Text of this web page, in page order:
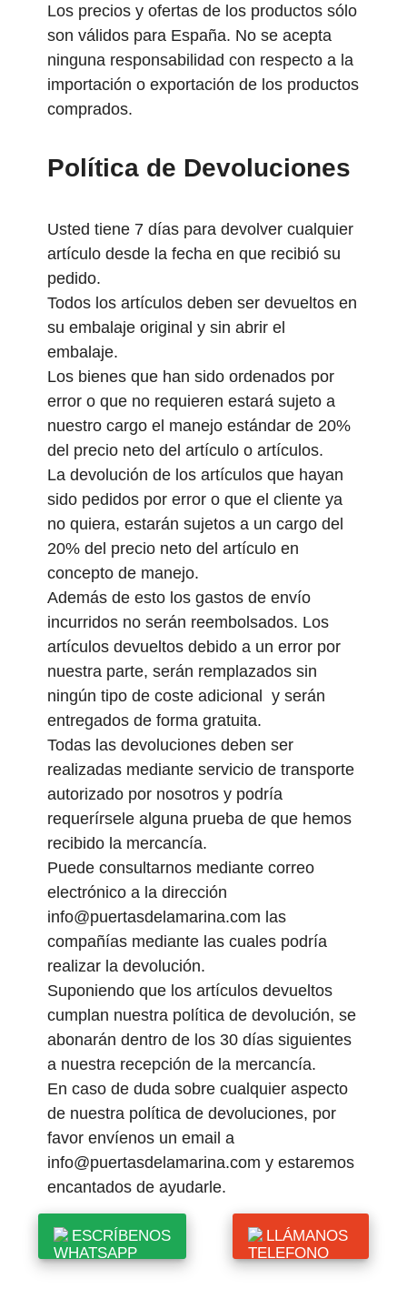
Los precios y ofertas de los productos sólo
son válidos para España. No se acepta
ninguna responsabilidad con respecto a la
importación o exportación de los productos
comprados.
Política de Devoluciones
Usted tiene 7 días para devolver cualquier
artículo desde la fecha en que recibió su
pedido.
Todos los artículos deben ser devueltos en
su embalaje original y sin abrir el
embalaje.
Los bienes que han sido ordenados por
error o que no requieren estará sujeto a
nuestro cargo el manejo estándar de 20%
del precio neto del artículo o artículos.
La devolución de los artículos que hayan
sido pedidos por error o que el cliente ya
no quiera, estarán sujetos a un cargo del
20% del precio neto del artículo en
concepto de manejo.
Además de esto los gastos de envío
incurridos no serán reembolsados. Los
artículos devueltos debido a un error por
nuestra parte, serán remplazados sin
ningún tipo de coste adicional y serán
entregados de forma gratuita.
Todas las devoluciones deben ser
realizadas mediante servicio de transporte
autorizado por nosotros y podría
requerírsele alguna prueba de que hemos
recibido la mercancía.
Puede consultarnos mediante correo
electrónico a la dirección
info@puertasdelamarina.com las
compañías mediante las cuales podría
realizar la devolución.
Suponiendo que los artículos devueltos
cumplan nuestra política de devolución, se
abonarán dentro de los 30 días siguientes
a nuestra recepción de la mercancía.
En caso de duda sobre cualquier aspecto
de nuestra política de devoluciones, por
favor envíenos un email a
info@puertasdelamarina.com y estaremos
encantados de ayudarle.
ESCRÍBENOS LLÁMANOS